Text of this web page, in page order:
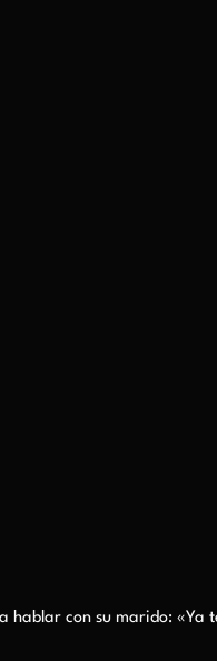
con su marido: «Ya